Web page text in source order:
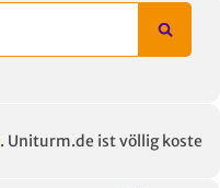
. Uniturm.de ist völlig koste